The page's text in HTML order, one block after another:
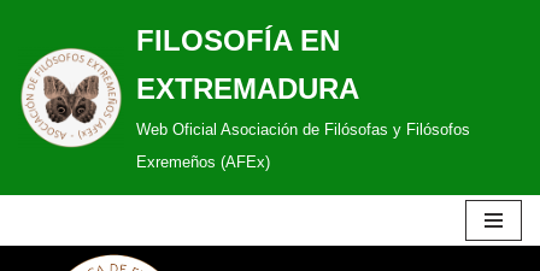
Saltar
al
contenido
FILOSOFÍA EN
EXTREMADURA
Web Oficial Asociación de Filósofas y Filósofos
Exremeños (AFEx)